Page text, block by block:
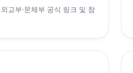
교부·문체부 공식 링크 및 참